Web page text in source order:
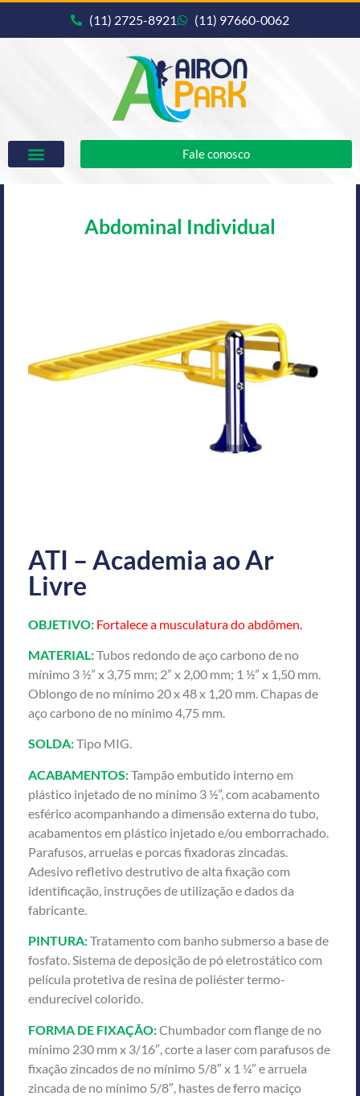
(11) 2725-8921 (11) 97660-0062
Fale conosco
Abdominal Individual
ATI – Academia ao Ar
Livre
OBJETIVO: Fortalece a musculatura do abdômen.
MATERIAL:Tubos redondo de aço carbono de no
mínimo 3 ½” x 3,75 mm; 2” x 2,00 mm; 1 ½” x 1,50 mm.
Oblongo de no mínimo 20 x 48 x 1,20 mm. Chapas de
aço carbono de no mínimo 4,75 mm.
SOLDA:Tipo MIG.
ACABAMENTOS:Tampão embutido interno em
plástico injetado de no mínimo 3 ½”, com acabamento
esférico acompanhando a dimensão externa do tubo,
acabamentos em plástico injetado e/ou emborrachado.
Parafusos, arruelas e porcas fixadoras zincadas.
Adesivo refletivo destrutivo de alta fixação com
identificação, instruções de utilização e dados da
fabricante.
PINTURA:Tratamento com banho submerso a base de
fosfato. Sistema de deposição de pó eletrostático com
película protetiva de resina de poliéster termo-
endurecível colorido.
FORMA DE FIXAÇÃO:Chumbador com flange de no
mínimo 230 mm x 3/16″, corte a laser com parafusos de
fixação zincados de no mínimo 5/8″ x 1 ¼” e arruela
zincada de no mínimo 5/8″, hastes de ferro maciço